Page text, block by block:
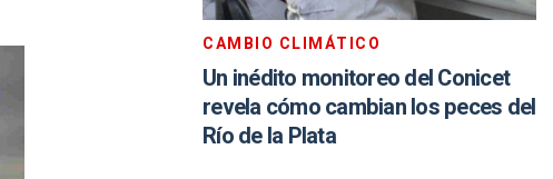
CAMBIO CLIMÁTICO
Un inédito monitoreo del Conicet
revela cómo cambian los peces del
Río de la Plata